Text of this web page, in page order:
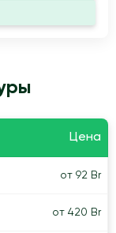
Цена
от 92 Br
от 420 Br